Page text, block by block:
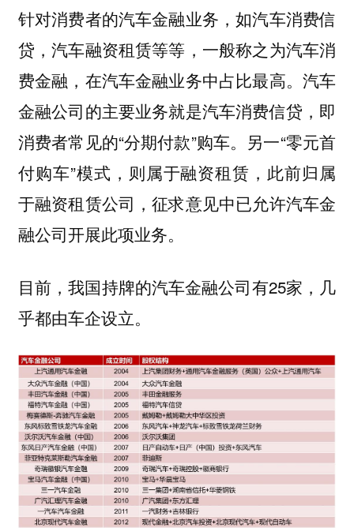
针对消费者的汽车金融业务，如汽车消费信
贷，汽车融资租赁等等，一般称之为汽车消
费金融，在汽车金融业务中占比最高。汽车
金融公司的主要业务就是汽车消费信贷，即
消费者常见的“分期付款”购车。另一“零元首
付购车”模式，则属于融资租赁，此前归属
于融资租赁公司，征求意见中已允许汽车金
融公司开展此项业务。
目前，我国持牌的汽车金融公司有25家，几
乎都由车企设立。